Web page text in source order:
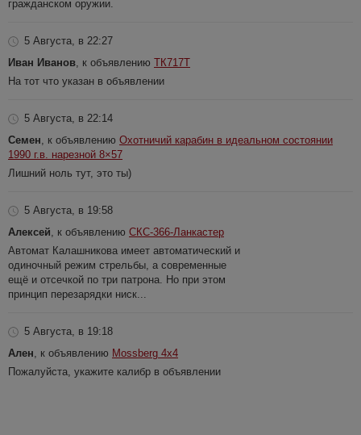
гражданском оружии.
5 Августа, в 22:27
Иван Иванов , к объявлению ТК717Т
На тот что указан в объявлении
5 Августа, в 22:14
Семен , к объявлению Охотничий карабин в идеальном состоянии
1990 г.в. нарезной 8×57
Лишний ноль тут, это ты)
5 Августа, в 19:58
Алексей , к объявлению СКС-366-Ланкастер
Автомат Калашникова имеет автоматический и
одиночный режим стрельбы, а современные
ещё и отсечкой по три патрона. Но при этом
принцип перезарядки ниск...
5 Августа, в 19:18
Ален , к объявлению Mossberg 4x4
Пожалуйста, укажите калибр в объявлении